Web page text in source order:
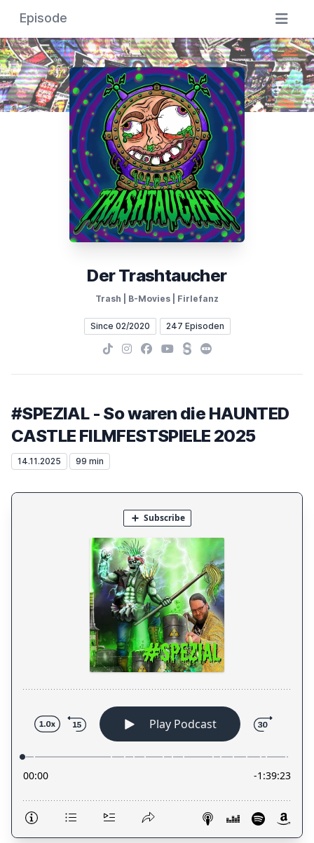
Episode
Der Trashtaucher
Trash | B-Movies | Firlefanz
Since 02/2020 247 Episoden
TikTokInstagram
Facebook
YouTube
SteadyLetterboxd
#SPEZIAL - So waren die HAUNTED
CASTLE FILMFESTSPIELE 2025
14.11.2025 99 min